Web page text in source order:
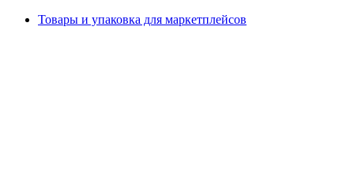
Товары и упаковка для маркетплейсов